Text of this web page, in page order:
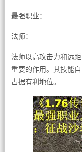
最强职业：
法师：
法师以高攻击力和远
重要的作用。其技能
占据有利地位。